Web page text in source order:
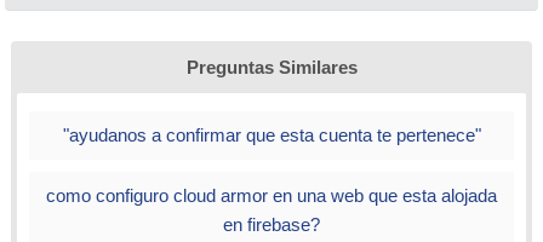
Preguntas Similares
"ayudanos a confirmar que esta cuenta te pertenece"
como configuro cloud armor en una web que esta alojada
en firebase?